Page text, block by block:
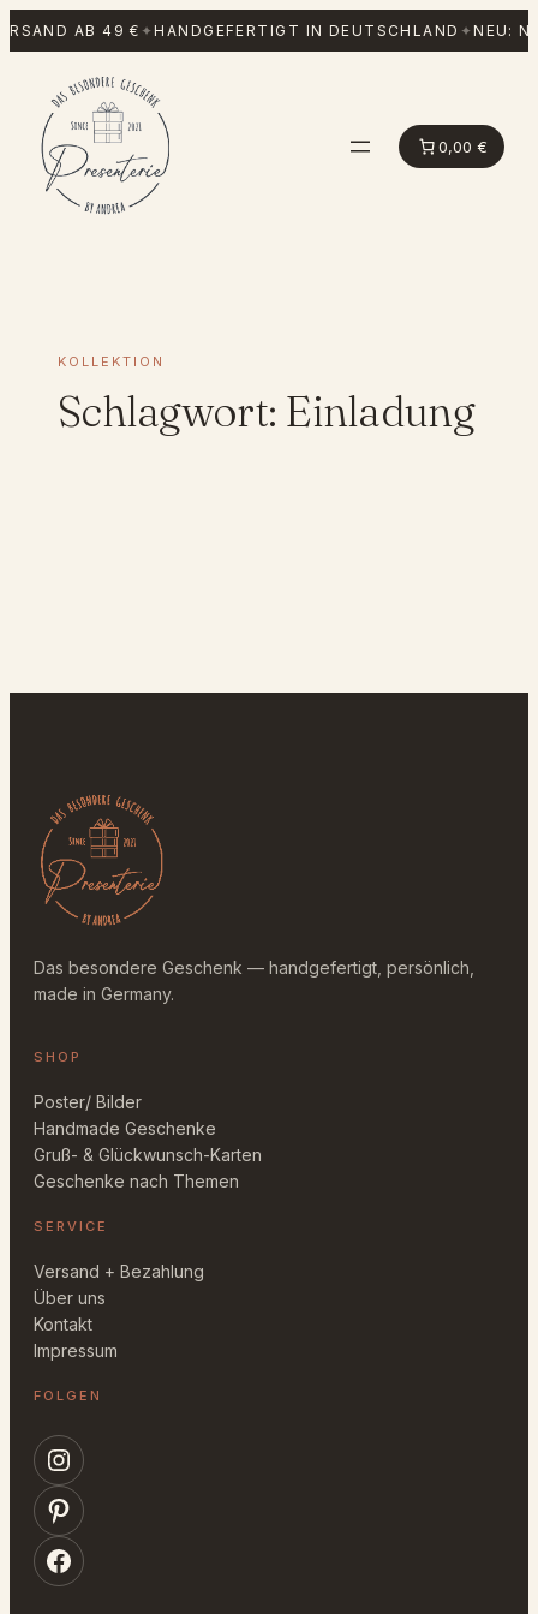
Zum
Inhalt
AB 49 €✦HANDGEFERTIGT IN DEUTSCHLAND✦NEU:
0,00 €
KOLLEKTION
Schlagwort: Einladung
Das besondere Geschenk — handgefertigt, persönlich,
made in Germany.
SHOP
Poster/ Bilder
Handmade Geschenke
Gruß- & Glückwunsch-Karten
Geschenke nach Themen
SERVICE
Versand + Bezahlung
Über uns
Kontakt
Impressum
FOLGEN
Instagram
Pinterest
Facebook